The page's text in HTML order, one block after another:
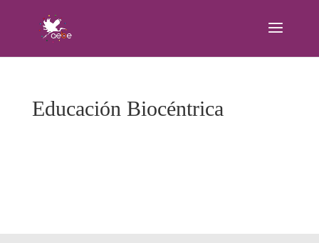
Educación Biocéntrica